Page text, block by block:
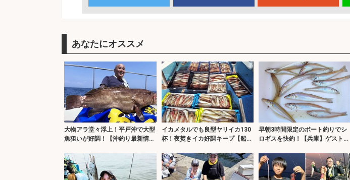
あなたにオススメ
大物アラ堂々浮上！平戸沖で大型
魚狙いが好調！【沖釣り最新情報
イカメタルでも良型ヤリイカ130
杯！夜焚きイカ好調キープ【船釣
早朝3時間限定のボート釣りでシ
ロギスを快釣！【兵庫】ゲスト交